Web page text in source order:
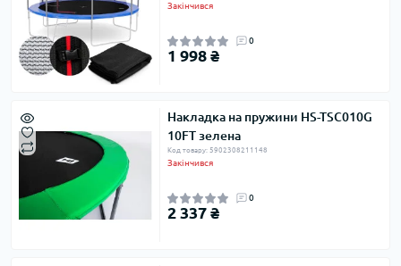
Закінчився
0
1 998 ₴
Накладка на пружини HS-TSC010G
10FT зелена
Код товару: 5902308211148
Закінчився
0
2 337 ₴